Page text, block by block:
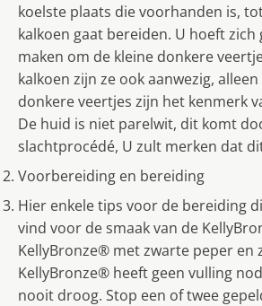
koelste plaats die voorhanden is,
kalkoen gaat bereiden. U hoeft zich
maken om de kleine donkere
kalkoen zijn ze ook aanwezig,
donkere veertjes zijn het kenmerk
De huid is niet parelwit, dit komt
slachtprocédé, U zult merken dat
Voorbereiding en bereiding
Hier enkele tips voor de bereiding
vind voor de smaak van de
KellyBronze® met zwarte peper en
KellyBronze® heeft geen vulling
nooit droog. Stop een of twee